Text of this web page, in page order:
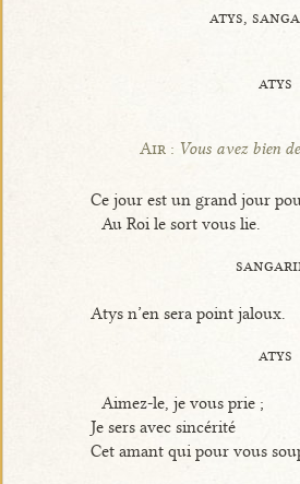
atys,
atys
Air : Vous avez bien
Ce jour est un grand jour
Au Roi le sort vous lie.
Atys n’en sera point jaloux.
atys
Aimez-le, je vous prie ;
Je sers avec sincérité
Cet amant qui pour vous